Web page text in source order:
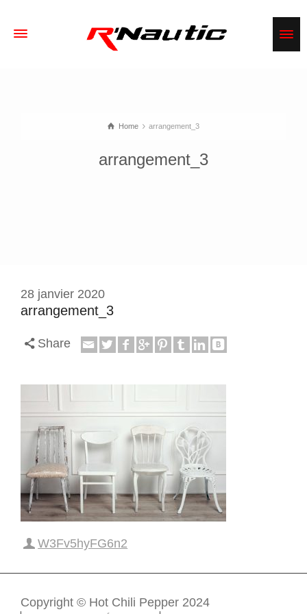
Home arrangement_3
arrangement_3
28 janvier 2020
arrangement_3
Share
W3Fv5hyFG6n2
Copyright © Hot Chili Pepper 2024